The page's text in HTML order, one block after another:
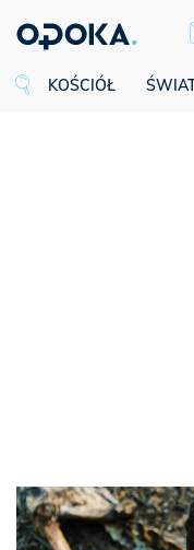
KOŚCIÓŁ